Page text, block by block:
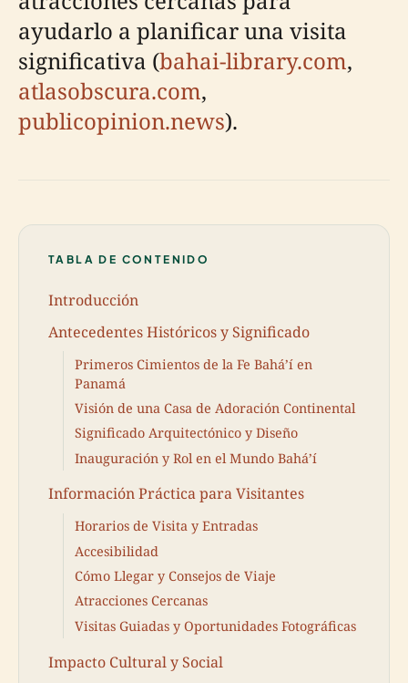
ayudarlo a planificar una visita
significativa (bahai-library.com,
atlasobscura.com,
publicopinion.news).
TABLA DE CONTENIDO
Introducción
Antecedentes Históricos y Significado
Primeros Cimientos de la Fe Bahá’í en
Panamá
Visión de una Casa de Adoración Continental
Significado Arquitectónico y Diseño
Inauguración y Rol en el Mundo Bahá’í
Información Práctica para Visitantes
Horarios de Visita y Entradas
Accesibilidad
Cómo Llegar y Consejos de Viaje
Atracciones Cercanas
Visitas Guiadas y Oportunidades Fotográficas
Impacto Cultural y Social